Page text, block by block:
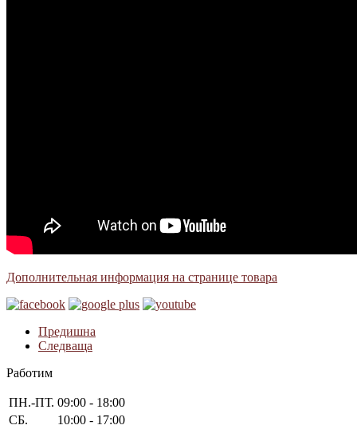
Дополнительная информация на странице товара
Предишна
Следваща
Работим
ПН.-ПТ. 09:00 - 18:00
СБ.
10:00 - 17:00